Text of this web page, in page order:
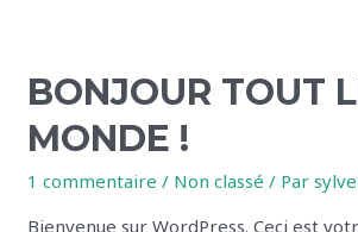
BONJOUR TOUT
MONDE !
1 commentaire / Non classé / Par
Bienvenue sur WordPress. Ceci est